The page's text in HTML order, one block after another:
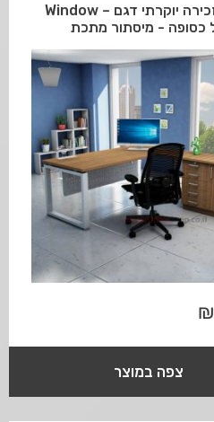
שולחן מזכירה יוקרתי דגם Window –
₪
צפה במוצר